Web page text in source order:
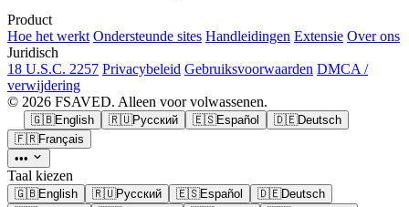
Product
Hoe het werkt Ondersteunde sites Handleidingen Extensie Over ons
Juridisch
18 U.S.C. 2257 Privacybeleid Gebruiksvoorwaarden DMCA /
verwijdering
© 2026 FSAVED. Alleen voor volwassenen.
🇬🇧English 🇷🇺Русский 🇪🇸Español 🇩🇪Deutsch
🇫🇷Français
•••
Taal kiezen
🇬🇧English 🇷🇺Русский 🇪🇸Español 🇩🇪Deutsch